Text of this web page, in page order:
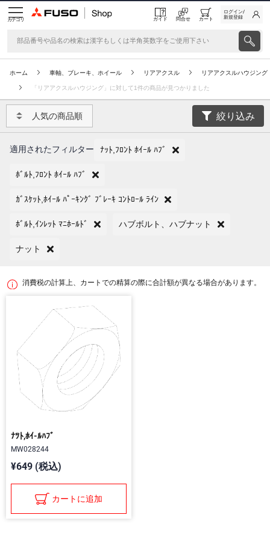
カテゴリ ガイド 問合せ カート
ログイン/
新規登録
ホーム 車軸、ブレーキ、ホイール リアアクスル リアアクスルハウジング
「リアアクスルハウジング」に対して1件の商品が見つかりました
人気の商品順 絞り込み
適用されたフィルター ﾅｯﾄ,ﾌﾛﾝﾄ ﾎｲｰﾙ ﾊﾌﾞ
ﾎﾞﾙﾄ,ﾌﾛﾝﾄ ﾎｲｰﾙ ﾊﾌﾞ
ｶﾞｽｹｯﾄ,ﾎｲｰﾙ ﾊﾟｰｷﾝｸﾞ ﾌﾞﾚｰｷ ｺﾝﾄﾛｰﾙ ﾗｲﾝ
ﾎﾞﾙﾄ,ｲﾝﾚｯﾄ ﾏﾆﾎｰﾙﾄﾞ ハブボルト、ハブナット
ナット
消費税の計算上、カートでの精算の際に合計額が異なる場合があります。
ﾅﾂﾄ,ﾎｲ-ﾙﾊﾌﾞ
MW028244
¥649 (税込)
カートに追加